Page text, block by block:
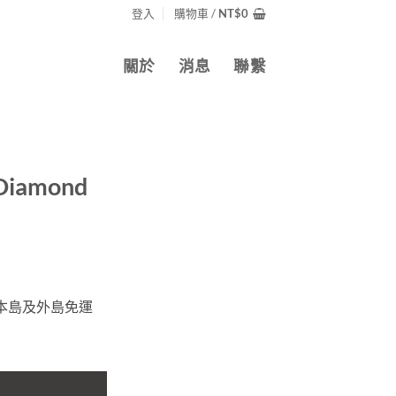
登入 購物車 / NT$0
關於 消息 聯繫
島及外島免運